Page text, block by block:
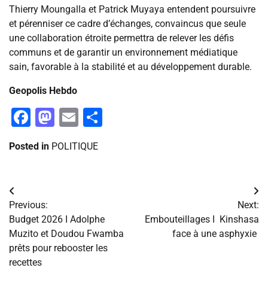
Thierry Moungalla et Patrick Muyaya entendent poursuivre
et pérenniser ce cadre d’échanges, convaincus que seule
une collaboration étroite permettra de relever les défis
communs et de garantir un environnement médiatique
sain, favorable à la stabilité et au développement durable.
Geopolis Hebdo
Facebook
Mastodon
Email
Posted in POLITIQUE
Navigation
de
l’article
Previous:
Budget 2026 I Adolphe
Muzito et Doudou Fwamba
prêts pour rebooster les
recettes
Next:
Embouteillages I Kinshasa
face à une asphyxie